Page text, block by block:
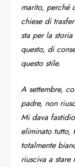
marito, perché
chiese di
sta per la
questo, di
questo stile.
A settembre,
padre, non
Mi dava
eliminato tutto,
totalmente
riusciva a